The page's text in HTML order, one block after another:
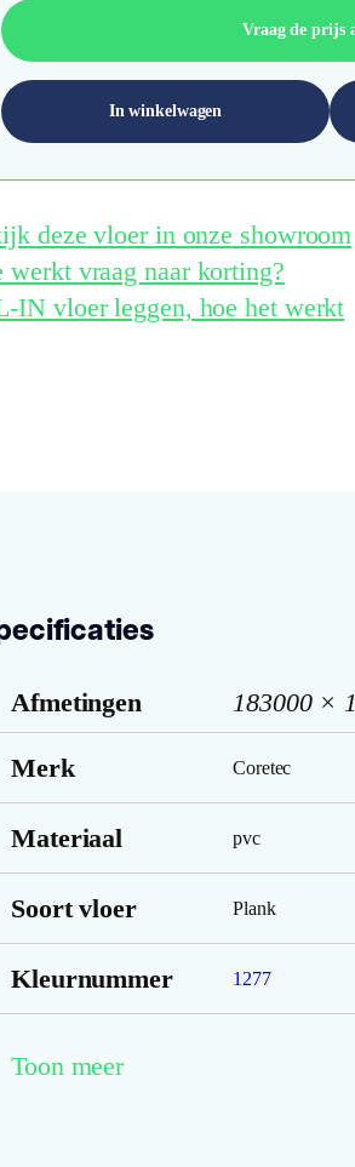
Vraag de prijs
In winkelwagen
deze vloer in onze showroom
werkt vraag naar korting?
IN vloer leggen, hoe het werkt
Afmetingen 183000 ×
Merk Coretec
Materiaal pvc
Soort vloer Plank
Kleurnummer 1277
Toon meer